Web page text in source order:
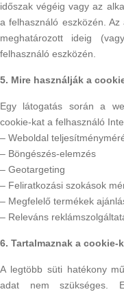
időszak végéig vagy az
a felhasználó eszközén.
meghatározott ideig
felhasználó eszközén.
5. Mire használják a
Egy látogatás során a
cookie-kat a felhasználó
– Weboldal
– Böngészés-elemzés
– Geotargeting
– Feliratkozási szokások
– Megfelelő termékek
– Releváns
6. Tartalmaznak a cookie-
A legtöbb süti hatékony
adat nem szükséges.